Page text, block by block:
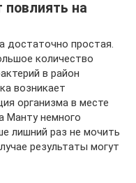
на
достаточно простая.
количество
в район
возникает
организма в месте
Манту немного
лишний раз не мочить
результаты могут